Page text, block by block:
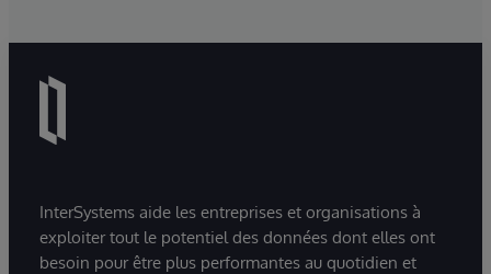
InterSystems aide les entreprises et organisations à
exploiter tout le potentiel des données dont elles ont
besoin pour être plus performantes au quotidien et